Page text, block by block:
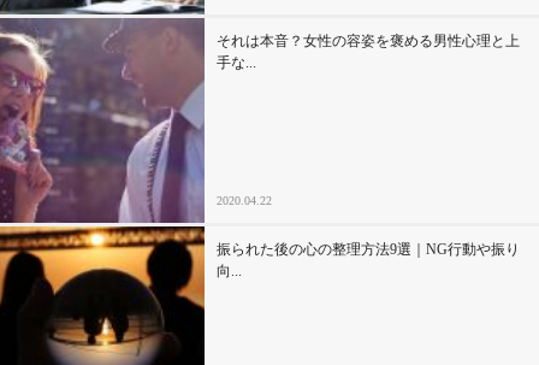
それは本音？女性の容姿を褒める男性心理と上
手な...
2020.04.22
振られた後の心の整理方法9選｜NG行動や振り
向...